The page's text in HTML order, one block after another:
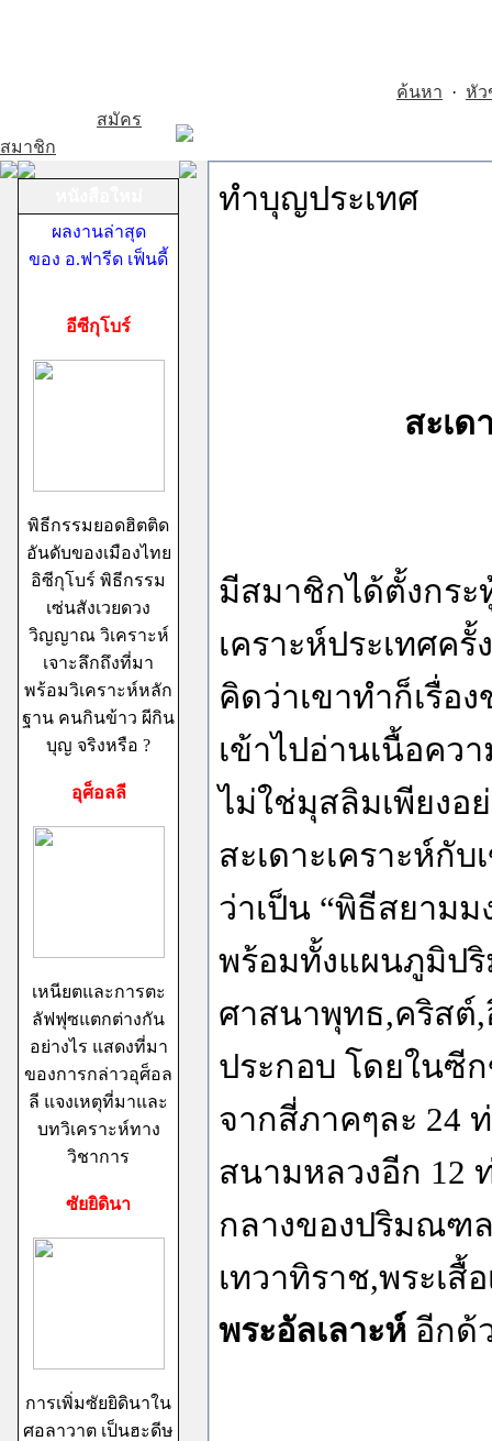
ค้นหา · หัว
สมัคร
สมาชิก
ผลงานล่าสุด
ของ อ.ฟารีด เฟ็นดี้
อีซีกุโบร์
พิธีกรรมยอดฮิตติด
อันดับของเมืองไทย
อิซีกุโบร์ พิธีกรรม
เซ่นสังเวยดวง
วิญญาณ วิเคราะห์
เจาะลึกถึงที่มา
พร้อมวิเคราะห์หลัก
ฐาน คนกินข้าว ผีกิน
บุญ จริงหรือ ?
อุศ็อลลี
เหนียตและการตะ
ลัฟฟุซแตกต่างกัน
อย่างไร แสดงที่มา
ของการกล่าวอุศ็อล
ลี แจงเหตุที่มาและ
บทวิเคราะห์ทาง
วิชาการ
ซัยยิดินา
การเพิ่มซัยยิดินาใน
ศอลาวาต เป็นฮะดีษ
ทำบุญประเทศ
สะเด
มีสมาชิกได้ตั้งกระ
เคราะห์ประเทศค
คิดว่าเขาทำก็เรื่อ
เข้าไปอ่านเนื้อคว
ไม่ใช่มุสลิมเพียงอ
สะเดาะเคราะห์กั
ว่าเป็น “พิธีสยามม
พร้อมทั้งแผนภูมิป
ศาสนาพุทธ,คริสต์,
ประกอบ โดยในซี
จากสี่ภาคๆละ 24
สนามหลวงอีก 12
กลางของปริมณฑ
เทวาทิราช,พระเสื้
พระอัลเลาะห์ อีกด้